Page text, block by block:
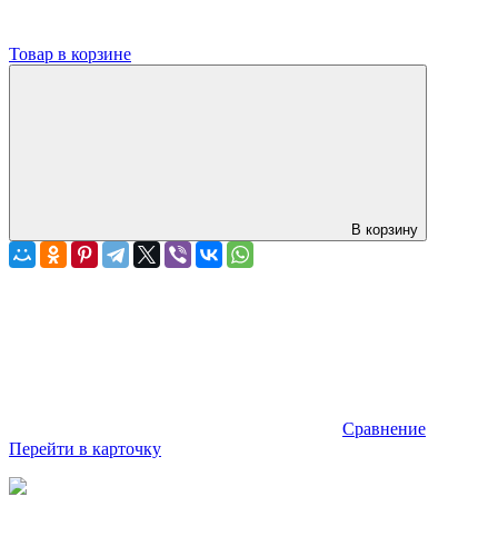
Товар в корзине
В корзину
Сравнение
Перейти в карточку